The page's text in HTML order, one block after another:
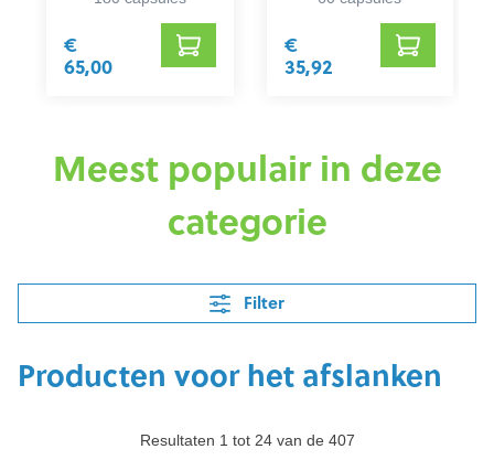
€
65,00
€
35,92
Meest populair in deze
categorie
Filter
Producten voor het afslanken
Resultaten 1 tot 24 van de 407